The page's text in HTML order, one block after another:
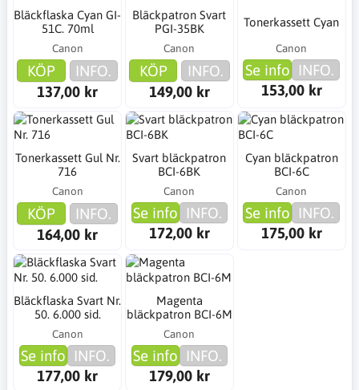
Bläckflaska Cyan GI-
51C. 70ml
Canon
KÖP
INFO.
137,00 kr
Bläckpatron Svart
PGI-35BK
Canon
KÖP
INFO.
149,00 kr
Tonerkassett Cyan
Canon
Se info INFO.
153,00 kr
Tonerkassett Gul Nr.
716
Canon
KÖP
INFO.
164,00 kr
Svart bläckpatron
BCI-6BK
Canon
Se info INFO.
172,00 kr
Cyan bläckpatron
BCI-6C
Canon
Se info INFO.
175,00 kr
Bläckflaska Svart Nr.
50. 6.000 sid.
Canon
Se info INFO.
177,00 kr
Magenta
bläckpatron BCI-6M
Canon
Se info INFO.
179,00 kr